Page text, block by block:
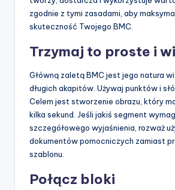
zgodnie z tymi zasadami, aby
skuteczność Twojego BMC.
Trzymaj to proste i
Główną zaletą BMC jest jego natura
długich akapitów. Używaj punktów i
Celem jest stworzenie obrazu, który
kilka sekund. Jeśli jakiś segment
szczegółowego wyjaśnienia, rozważ
dokumentów pomocniczych zamiast
szablonu.
Połącz bloki